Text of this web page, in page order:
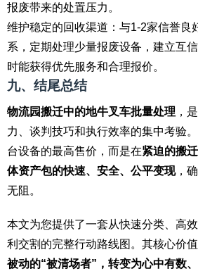
报废带来的处置压力。
维护稳定的回收渠道：与1-2家信誉良
系，定期处理少量报废设备，建立互
时能获得优先服务和合理报价。
九、结尾总结
物流园搬迁中的地牛叉车批量处理 ，
力、谈判技巧和执行效率的集中考验
台设备的最高售价，而是在紧迫的搬
体资产包的快速、安全、公平变现，
无阻。
本文为您提供了一套从快速分类、高
利交割的完整行动路线图。其核心价值
被动的“被清场者”，转变为心中有数